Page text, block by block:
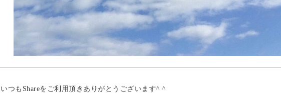
いつもShareをご利用頂きありがとうございます^ ^